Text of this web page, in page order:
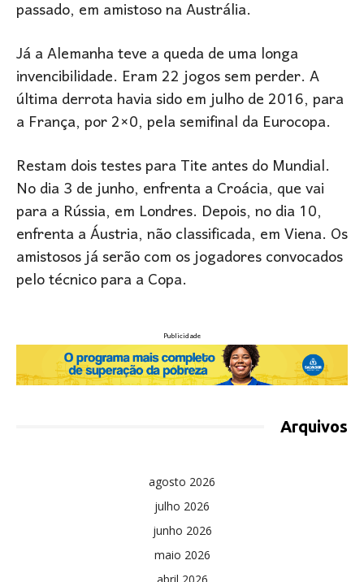
passado, em amistoso na Austrália.
Já a Alemanha teve a queda de uma longa
invencibilidade. Eram 22 jogos sem perder. A
última derrota havia sido em julho de 2016, para
a França, por 2×0, pela semifinal da Eurocopa.
Restam dois testes para Tite antes do Mundial.
No dia 3 de junho, enfrenta a Croácia, que vai
para a Rússia, em Londres. Depois, no dia 10,
enfrenta a Áustria, não classificada, em Viena. Os
amistosos já serão com os jogadores convocados
pelo técnico para a Copa.
Publicidade
Arquivos
agosto 2026
julho 2026
junho 2026
maio 2026